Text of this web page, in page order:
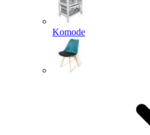
Komode